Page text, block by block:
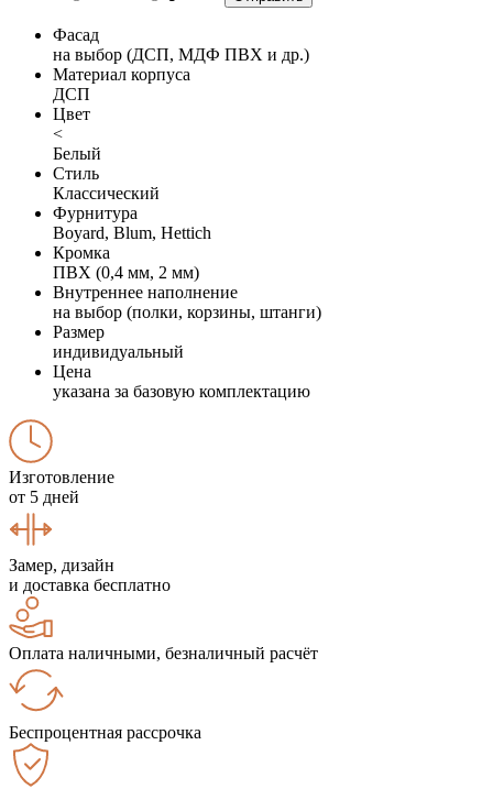
Фасад
на выбор (ДСП, МДФ ПВХ и др.)
Материал корпуса
ДСП
Цвет
<
Белый
Стиль
Классический
Фурнитура
Boyard, Blum, Hettich
Кромка
ПВХ (0,4 мм, 2 мм)
Внутреннее наполнение
на выбор (полки, корзины, штанги)
Размер
индивидуальный
Цена
указана за базовую комплектацию
Изготовление
от 5 дней
Замер, дизайн
и доставка бесплатно
Оплата наличными, безналичный расчёт
Беспроцентная рассрочка